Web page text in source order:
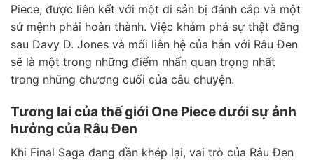
Piece, được liên kết với một di sản bị đánh cắp và một
sứ mệnh phải hoàn thành. Việc khám phá sự thật đằng
sau Davy D. Jones và mối liên hệ của hắn với Râu Đen
sẽ là một trong những điểm nhấn quan trọng nhất
trong những chương cuối của câu chuyện.
Tương lai của thế giới One Piece dưới sự ảnh
hưởng của Râu Đen
Khi Final Saga đang dần khép lại, vai trò của Râu Đen